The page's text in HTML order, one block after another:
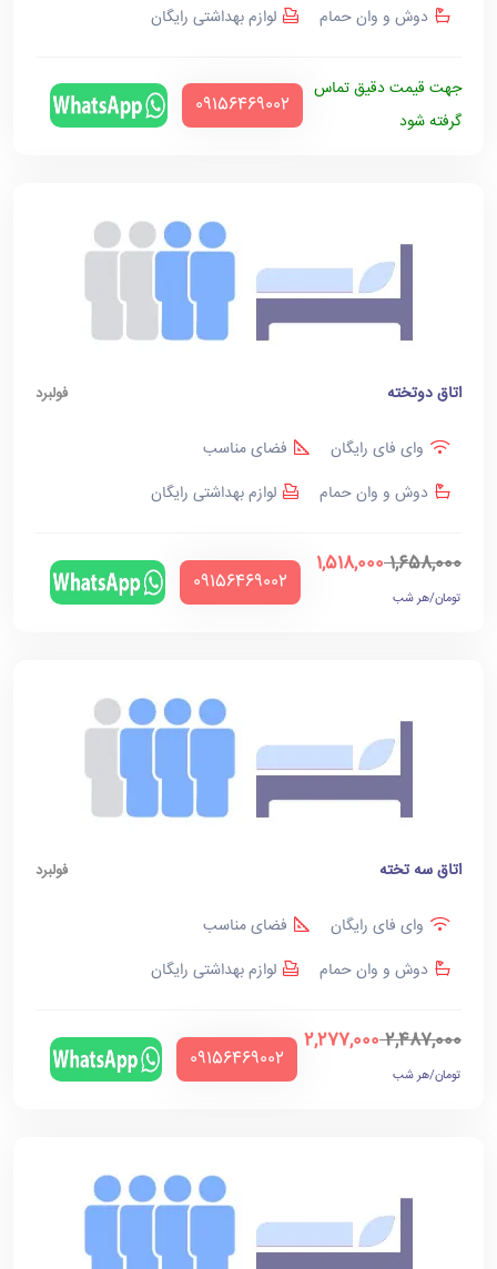
دوش و وان حمام لوازم بهداشتی رایگان
جهت قیمت دقیق تماس
گرفته شود
‪09156469002‬
اتاق دوتخته فولبرد
وای فای رایگان
فضای مناسب
دوش و وان حمام
لوازم بهداشتی رایگان
1,658,000
1,518,000
تومان/هر شب
‪09156469002‬
اتاق سه تخته فولبرد
وای فای رایگان
فضای مناسب
دوش و وان حمام
لوازم بهداشتی رایگان
2,487,000
2,277,000
تومان/هر شب
‪09156469002‬